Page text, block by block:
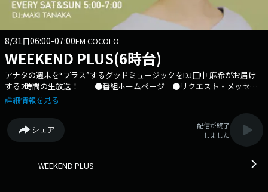
8/31 日06:00-07:00FM COCOLO
WEEKEND PLUS(6時台)
アナタの週末を“プラス”するグッドミュージックをDJ田中 麻希がお届け
する2時間の生放送！ ●番組ホームページ ●リクエスト・メッセー
ジ ●facebookページ ●twitterハッシュタグ「#fmcocolo765」
詳細情報を見る
シェア
配信が終了
しました
WEEKEND PLUS